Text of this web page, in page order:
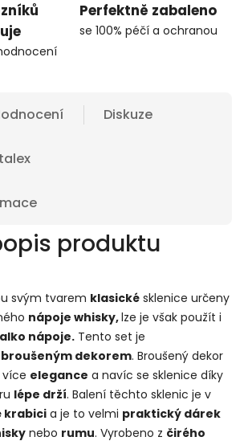
Perfektně zabaleno
se 100% péčí a ochranou
Diskuze
produktu
svým tvarem klasické sklenice určeny
nápoje whisky,lze je však použít i
nápoje. Tento set je
dekorem. Broušený dekor
více elegance a navíc se sklenice díky
lépe drží. Balení těchto sklenic je v
krabici a je to velmi praktický dárek
nebo rumu. Vyrobeno z čirého